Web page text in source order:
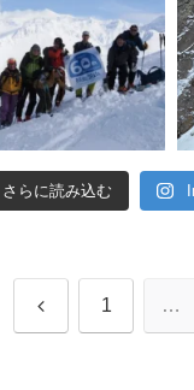
さらに読み込む
前 1 …